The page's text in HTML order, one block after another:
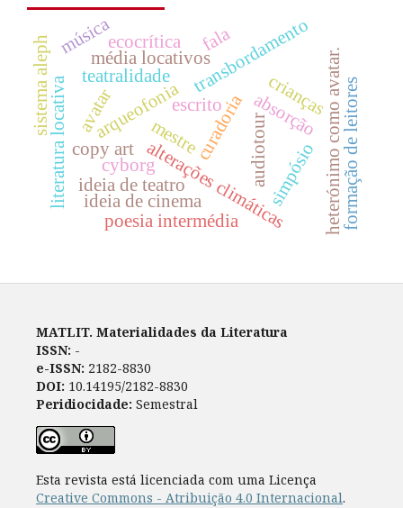
escrito
arqueofoniacuradoria
alterações climáticas
audiotour
ideia de teatro
ideia de cinema
absorção
teatralidade transbordamento
avatar
cyborg heterónimo como avatar.
copy art formação de leitores
média locativos
literatura locativa crianças
ecocrítica
simpósio
poesia intermédia
sistema aleph
mestre
música fala
MATLIT. Materialidades da Literatura
ISSN: -
e-ISSN: 2182-8830
DOI: 10.14195/2182-8830
Peridiocidade: Semestral
Esta revista está licenciada com uma Licença
Creative Commons - Atribuição 4.0 Internacional.